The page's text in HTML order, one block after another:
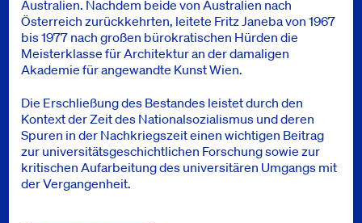
Australien. Nachdem beide von Australien nach
Österreich zurückkehrten, leitete Fritz Janeba von 1967
bis 1977 nach großen bürokratischen Hürden die
Meisterklasse für Architektur an der damaligen
Akademie für angewandte Kunst Wien.
Die Erschließung des Bestandes leistet durch den
Kontext der Zeit des Nationalsozialismus und deren
Spuren in der Nachkriegszeit einen wichtigen Beitrag
zur universitätsgeschichtlichen Forschung sowie zur
kritischen Aufarbeitung des universitären Umgangs mit
der Vergangenheit.